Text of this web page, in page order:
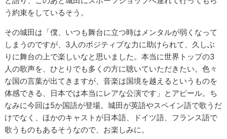
う約束をしているそう。
その城田は「僕、いつも舞台に立つ時はメンタルが弱くなって
しまうのですが、3人のポジティブな力に助けられて、久しぶ
りに舞台の上で楽しいなと思いました。本当に世界トップの3
人の歌声を、ひとりでも多くの方に聴いていただきたい。色々
な国の言葉が出てきますが、音楽は国境を越えるというものを
体感できる、日本では本当にレアな公演です」とアピール。ち
なみに今回は5か国語が登場。城田が英語やスペイン語で歌うだ
けでなく、ほかのキャストが日本語、ドイツ語、フランス語で
歌うものもあるそうなので、お楽しみに。